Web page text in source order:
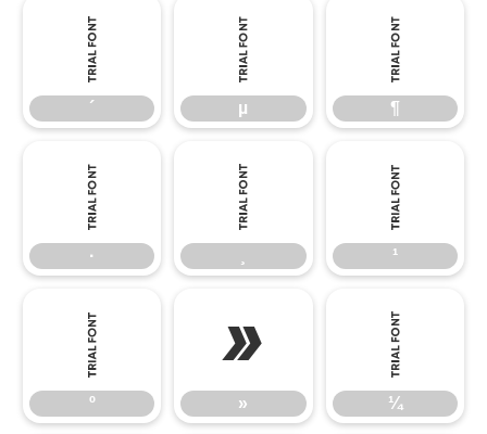
´
´
µ
µ
¶
¶
·
·
¸ ¹
¹
º
º
»
»
¼
¼